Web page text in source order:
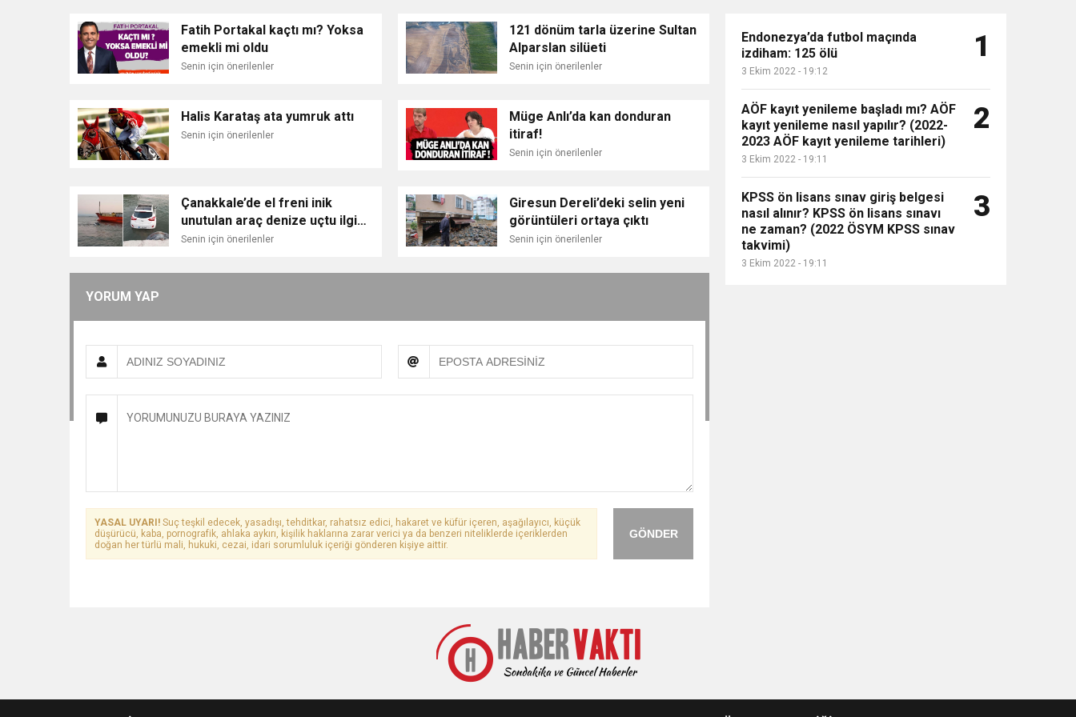
Fatih Portakal kaçtı mı? Yoksa
emekli mi oldu
Senin için önerilenler
121 dönüm tarla üzerine Sultan
Alparslan silüeti
Senin için önerilenler
Halis Karataş ata yumruk attı
Senin için önerilenler
Müge Anlı’da kan donduran
itiraf!
Senin için önerilenler
Çanakkale’de el freni inik
unutulan araç denize uçtu ilginç
olay cep telefonu kamerasında
Senin için önerilenler
Giresun Dereli’deki selin yeni
görüntüleri ortaya çıktı
Senin için önerilenler
YORUM YAP
GÖNDER
YASAL UYARI! Suç teşkil edecek, yasadışı, tehditkar, rahatsız edici, hakaret ve küfür içeren, aşağılayıcı, küçük
düşürücü, kaba, pornografik, ahlaka aykırı, kişilik haklarına zarar verici ya da benzeri niteliklerde içeriklerden
doğan her türlü mali, hukuki, cezai, idari sorumluluk içeriği gönderen kişiye aittir.
Endonezya’da futbol maçında
izdiham: 125 ölü
3 Ekim 2022 - 19:12
1
AÖF kayıt yenileme başladı mı? AÖF
kayıt yenileme nasıl yapılır? (2022-
2023 AÖF kayıt yenileme tarihleri)
3 Ekim 2022 - 19:11
2
KPSS ön lisans sınav giriş belgesi
nasıl alınır? KPSS ön lisans sınavı
ne zaman? (2022 ÖSYM KPSS sınav
takvimi)
3 Ekim 2022 - 19:11
3